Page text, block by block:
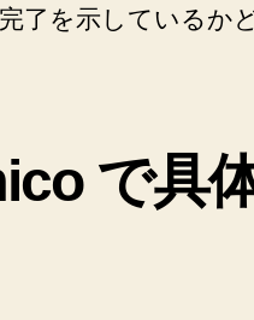
了を示しているか
で具